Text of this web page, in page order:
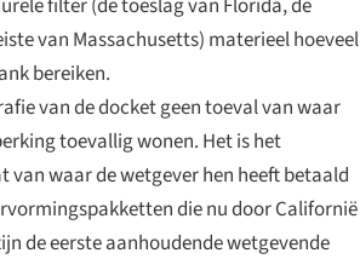
van Massachusetts) materieel hoeveel
bereiken.
van de docket geen toeval van waar
toevallig wonen. Het is het
van waar de wetgever hen heeft betaald
die nu door Californië
de eerste aanhoudende wetgevende